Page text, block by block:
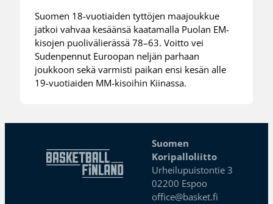
Suomen 18-vuotiaiden tyttöjen maajoukkue
jatkoi vahvaa kesäänsä kaatamalla Puolan EM-
kisojen puolivälierässä 78–63. Voitto vei
Sudenpennut Euroopan neljän parhaan
joukkoon sekä varmisti paikan ensi kesän alle
19-vuotiaiden MM-kisoihin Kiinassa.
Suomen
Koripalloliitto
Urheilupuistontie 3
02200 Espoo
office@basket.fi